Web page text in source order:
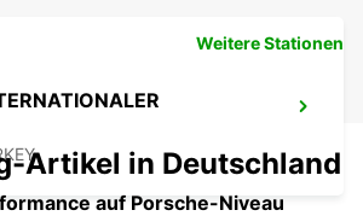
Weitere Stationen
Artikel in Deutschland
auf Porsche-Niveau